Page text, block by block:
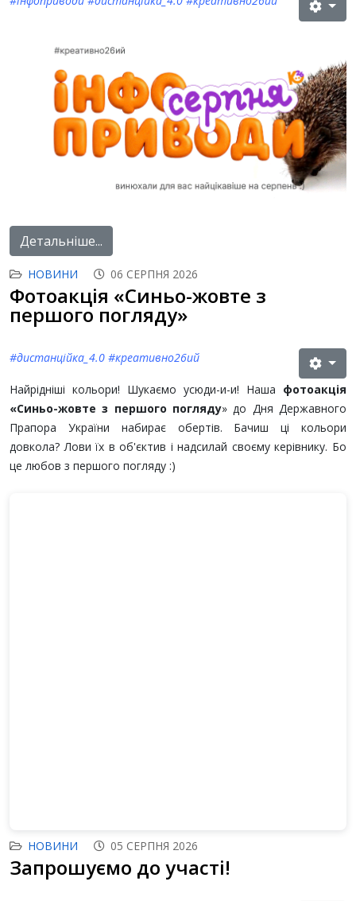
Детальніше...
НОВИНИ 06 СЕРПНЯ 2026
Фотоакція «Синьо-жовте з
першого погляду»
#дистанційка_4.0 #креативно26ий
Найрідніші кольори! Шукаємо усюди-и-и! Наша фотоакція
«Синьо-жовте з першого погляду» до Дня Державного
Прапора України набирає обертів. Бачиш ці кольори
довкола? Лови їх в об'єктив і надсилай своєму керівнику. Бо
це любов з першого погляду :)
НОВИНИ 05 СЕРПНЯ 2026
Запрошуємо до участі!